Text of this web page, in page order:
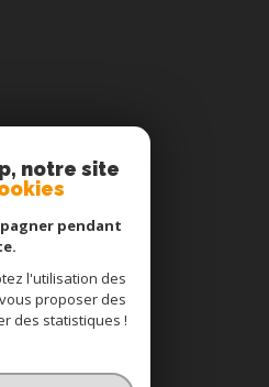
notre site
pendant
l'utilisation des
proposer des
des statistiques !